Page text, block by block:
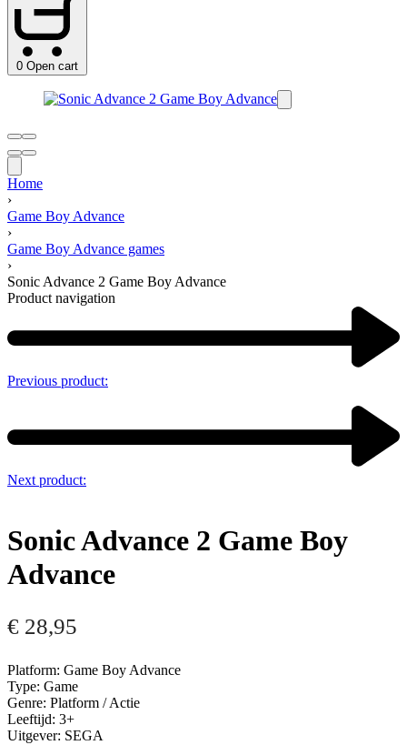
0 Open cart
Home
›
Game Boy Advance
›
Game Boy Advance games
›
Sonic Advance 2 Game Boy Advance
Product navigation
Previous product:
Next product:
Sonic Advance 2 Game Boy
Advance
€ 28,95
Platform: Game Boy Advance
Type: Game
Genre: Platform / Actie
Leeftijd: 3+
Uitgever: SEGA